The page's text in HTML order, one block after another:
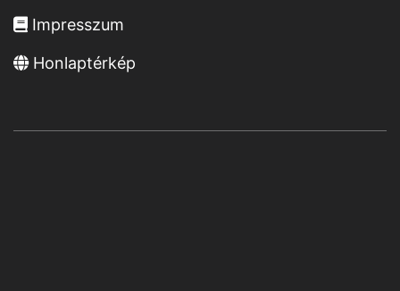
Impresszum
Honlaptérkép